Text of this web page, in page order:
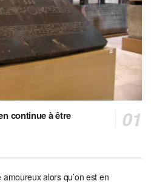
continue à être
alors qu’on est en